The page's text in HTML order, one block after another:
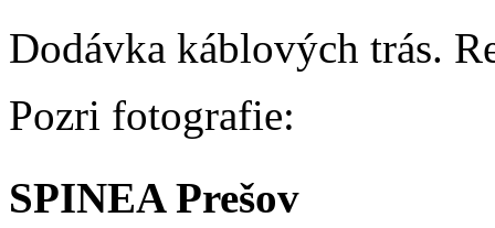
Dodávka káblových trás.
Pozri fotografie:
SPINEA Prešov